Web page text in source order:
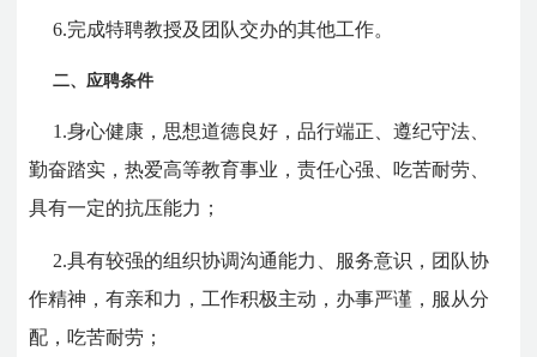
6.完成特聘教授及团队交办的其他工作。
二、应聘条件
1.身心健康，思想道德良好，品行端正、遵纪守法、
勤奋踏实，热爱高等教育事业，责任心强、吃苦耐劳、
具有一定的抗压能力；
2.具有较强的组织协调沟通能力、服务意识，团队协
作精神，有亲和力，工作积极主动，办事严谨，服从分
配，吃苦耐劳；